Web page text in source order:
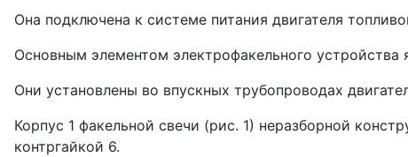
Она подключена к системе пита­ния двигателя
Основным элементом электрофакель­ного устройства
Они установлены во впускных трубо­проводах
Корпус 1 факельной свечи (рис. 1) неразборной
контргайкой 6.